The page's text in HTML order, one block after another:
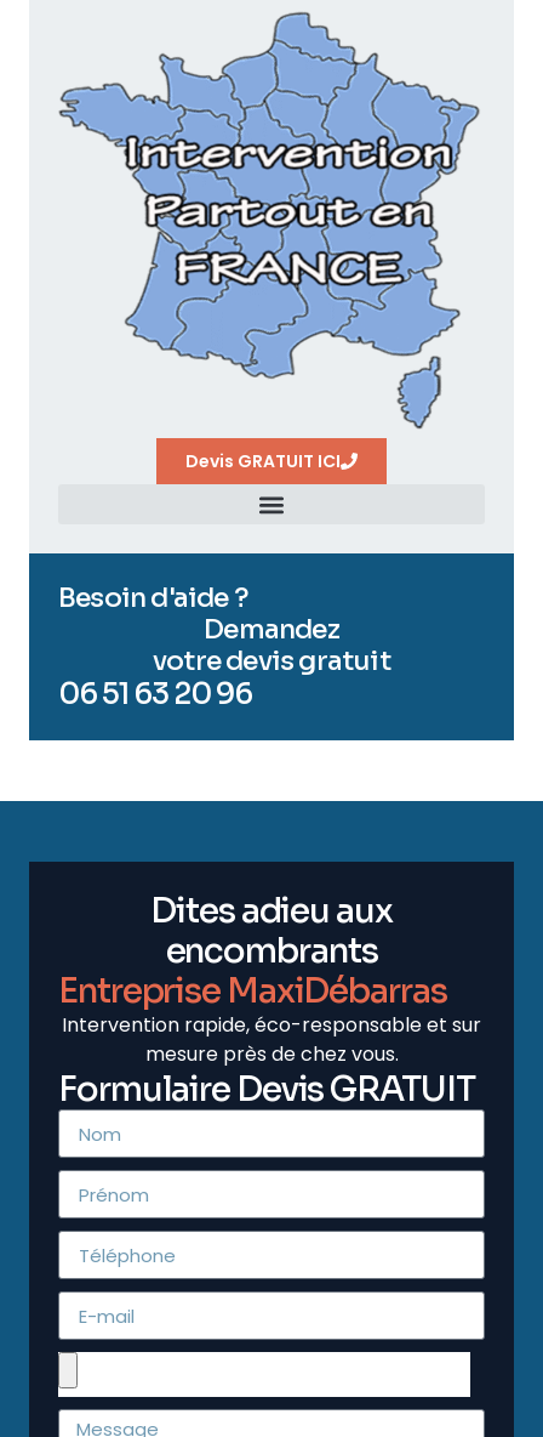
Devis GRATUIT ICI
Besoin d'aide ?
Demandez
votre devis gratuit
06 51 63 20 96
Dites adieu aux
encombrants
Entreprise MaxiDébarras
Intervention rapide, éco-responsable et sur
mesure près de chez vous.
Formulaire Devis GRATUIT